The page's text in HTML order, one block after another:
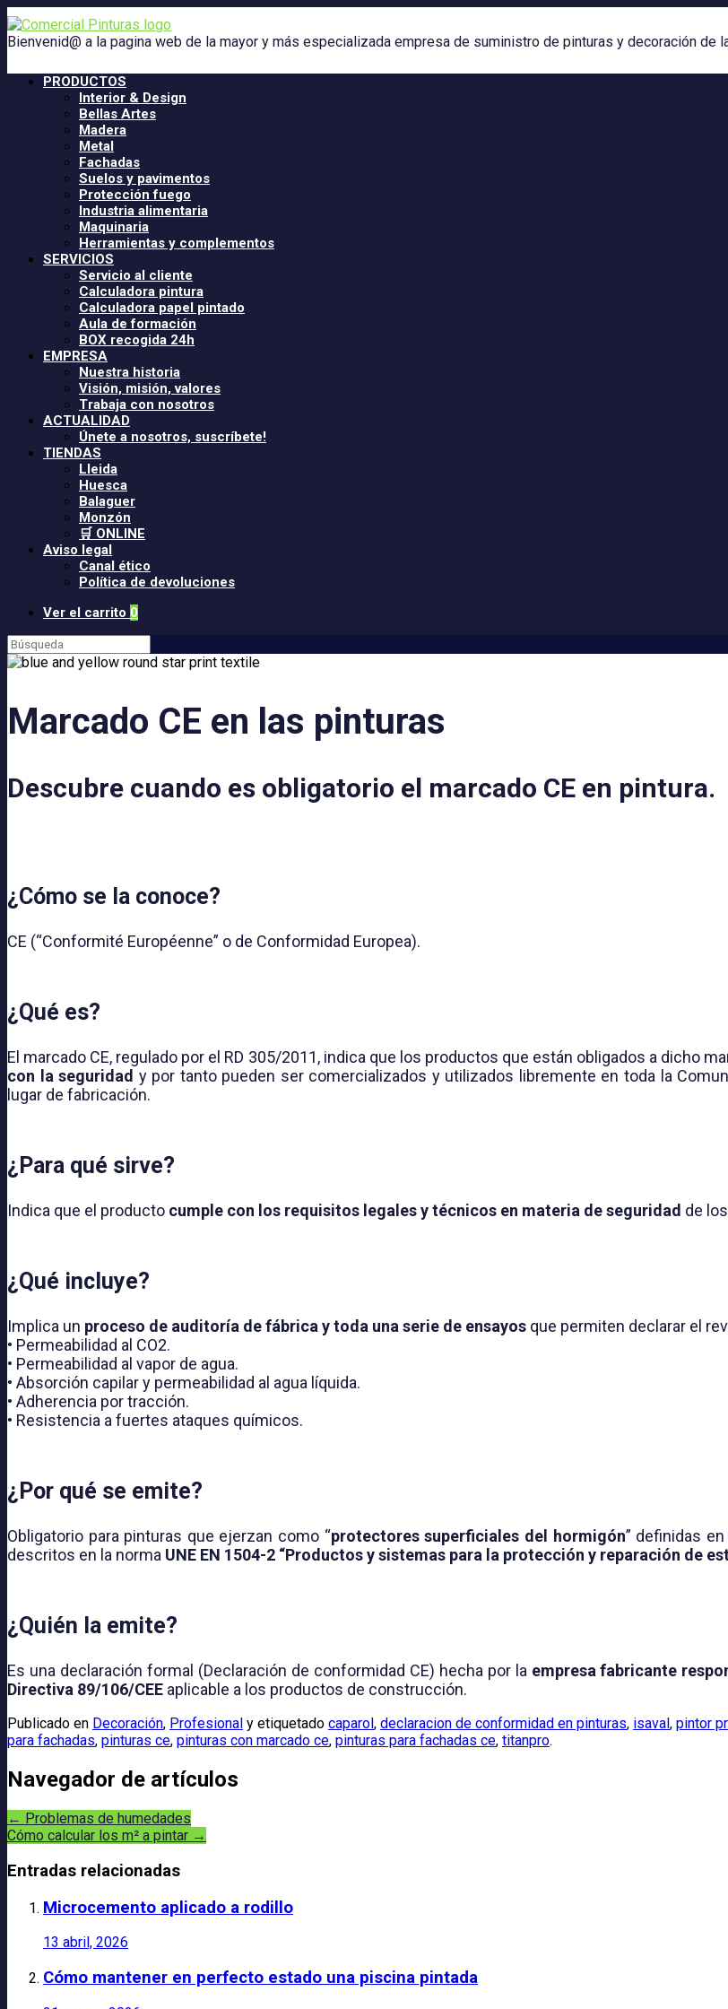
Saltar
al
contenido
Bienvenid@ a la pagina web de la mayor y más especializada empresa de suministro de pinturas y decoración de
PRODUCTOS
Interior & Design
Bellas Artes
Madera
Metal
Fachadas
Suelos y pavimentos
Protección fuego
Industria alimentaria
Maquinaria
Herramientas y complementos
SERVICIOS
Servicio al cliente
Calculadora pintura
Calculadora papel pintado
Aula de formación
BOX recogida 24h
EMPRESA
Nuestra historia
Visión, misión, valores
Trabaja con nosotros
ACTUALIDAD
Únete a nosotros, suscríbete!
TIENDAS
Lleida
Huesca
Balaguer
Monzón
🛒 ONLINE
Aviso legal
Canal ético
Política de devoluciones
Ver
carrito
de
Ver el carrito 0
Buscar:
Marcado CE en las pinturas
Descubre cuando es obligatorio el marcado CE en pintura.
¿Cómo se la conoce?
CE (“Conformité Européenne” o de Conformidad Europea).
¿Qué es?
El marcado CE, regulado por el RD 305/2011, indica que los productos que están obligados a dicho
con la seguridad y por tanto pueden ser comercializados y utilizados libremente en toda la
lugar de fabricación.
¿Para qué sirve?
Indica que el producto cumple con los requisitos legales y técnicos en materia de seguridad de
¿Qué incluye?
Implica un proceso de auditoría de fábrica y toda una serie de ensayos que permiten declarar el
• Permeabilidad al CO2.
• Permeabilidad al vapor de agua.
• Absorción capilar y permeabilidad al agua líquida.
• Adherencia por tracción.
• Resistencia a fuertes ataques químicos.
¿Por qué se emite?
Obligatorio para pinturas que ejerzan como “protectores superficiales del hormigón” definidas
descritos en la norma UNE EN 1504-2 “Productos y sistemas para la protección y reparación de
¿Quién la emite?
Es una declaración formal (Declaración de conformidad CE) hecha por la empresa fabricante
Directiva 89/106/CEE aplicable a los productos de construcción.
Publicado en Decoración, Profesional y etiquetado caparol , declaracion de conformidad en pinturas, isaval , pintor
para fachadas, pinturas ce, pinturas con marcado ce, pinturas para fachadas ce, titanpro.
Navegador de artículos
← Problemas de humedades
Cómo calcular los m² a pintar →
Entradas relacionadas
Microcemento aplicado a rodillo
13 abril, 2026
Cómo mantener en perfecto estado una piscina pintada